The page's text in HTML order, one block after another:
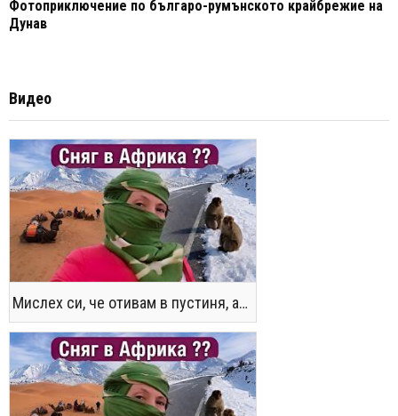
Фотоприключение по българо-румънското крайбрежие на
Дунав
Видео
Мислех си, че отивам в пустиня, а се озовах в снега !! / Not the Morocco You Know